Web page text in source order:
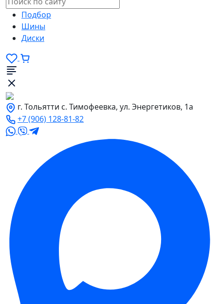
Подбор
Шины
Диски
г. Тольятти с. Тимофеевка, ул. Энергетиков, 1а
+7 (906) 128-81-82